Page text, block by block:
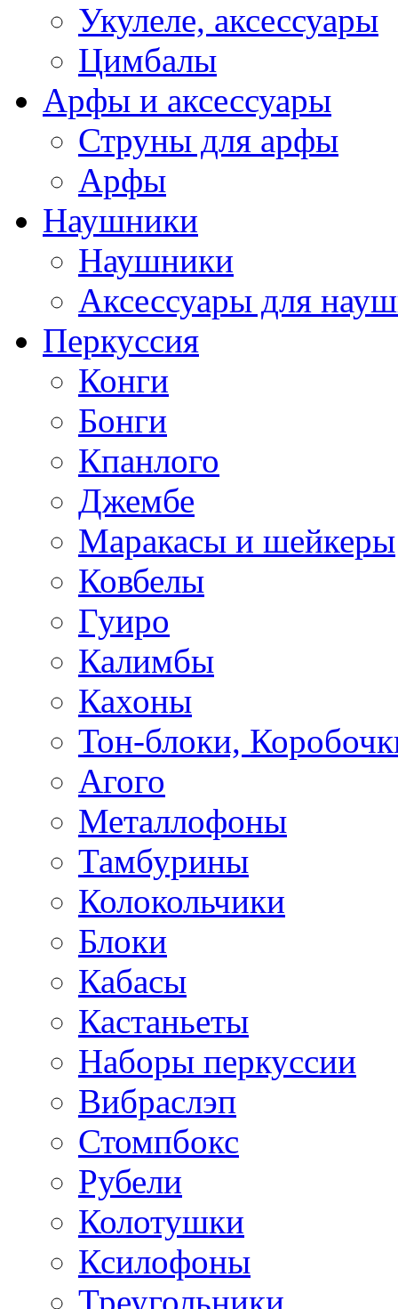
Укулеле, аксессуары
Цимбалы
Арфы и аксессуары
Струны для арфы
Арфы
Наушники
Наушники
Аксессуары для
Перкуссия
Конги
Бонги
Кпанлого
Джембе
Маракасы и шейкеры
Ковбелы
Гуиро
Калимбы
Кахоны
Тон-блоки,
Агого
Металлофоны
Тамбурины
Колокольчики
Блоки
Кабасы
Кастаньеты
Наборы перкуссии
Вибраслэп
Стомпбокс
Рубели
Колотушки
Ксилофоны